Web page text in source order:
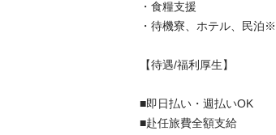
・食糧支援
・待機寮、ホテル、民泊
【待遇/福利厚生】
■即日払い・週払いOK
■赴任旅費全額支給